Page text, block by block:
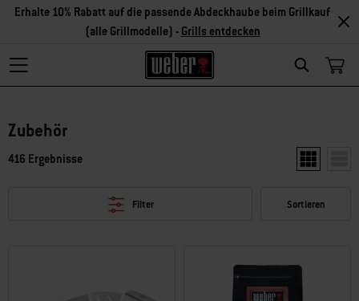
Search
Erhalte 10% Rabatt auf die passende Abdeckhaube beim Grillkauf
(alle Grillmodelle) - Grills entdecken
Zubehör
416 Ergebnisse Zwei
Filter Sortieren